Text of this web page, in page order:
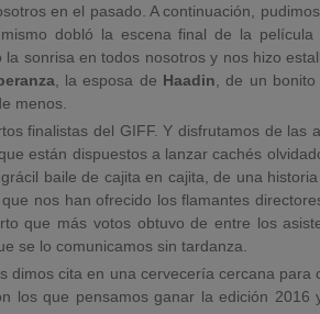
en el pasado. A continuación,
dobló la escena final de la película
sonrisa en todos nosotros y nos hizo
, la esposa de Haadin , de un
menos.
finalistas del GIFF. Y disfrutamos de las
están dispuestos a lanzar cachés
baile de cajita en cajita, de una
nos han ofrecido los flamantes
que más votos obtuvo de entre los
se lo comunicamos sin tardanza.
dimos cita en una cervecería cercana para
los que pensamos ganar la edición 2016